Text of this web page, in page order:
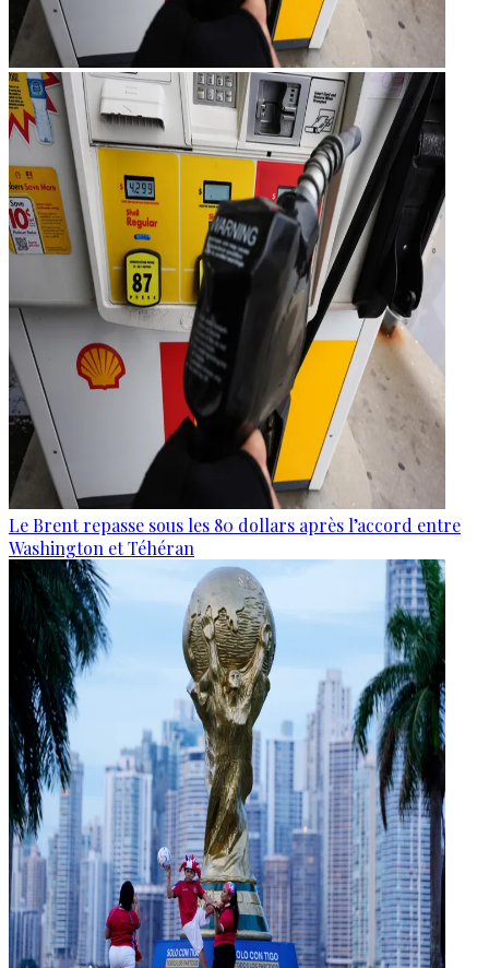
Le Brent repasse sous les 80 dollars après l’accord entre
Washington et Téhéran